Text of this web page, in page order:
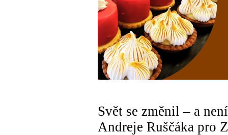
Svět se změnil – a
Andreje Ruščáka pro